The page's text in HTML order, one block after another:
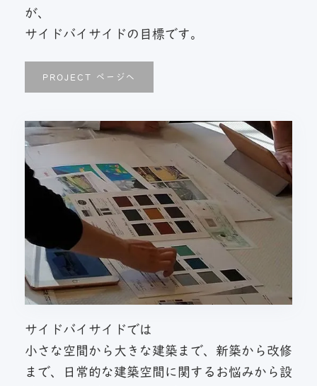
が、
サイドバイサイドの目標です。
PROJECT ページへ
サイドバイサイドでは
小さな空間から大きな建築まで、新築から改修
まで、日常的な建築空間に関するお悩みから設